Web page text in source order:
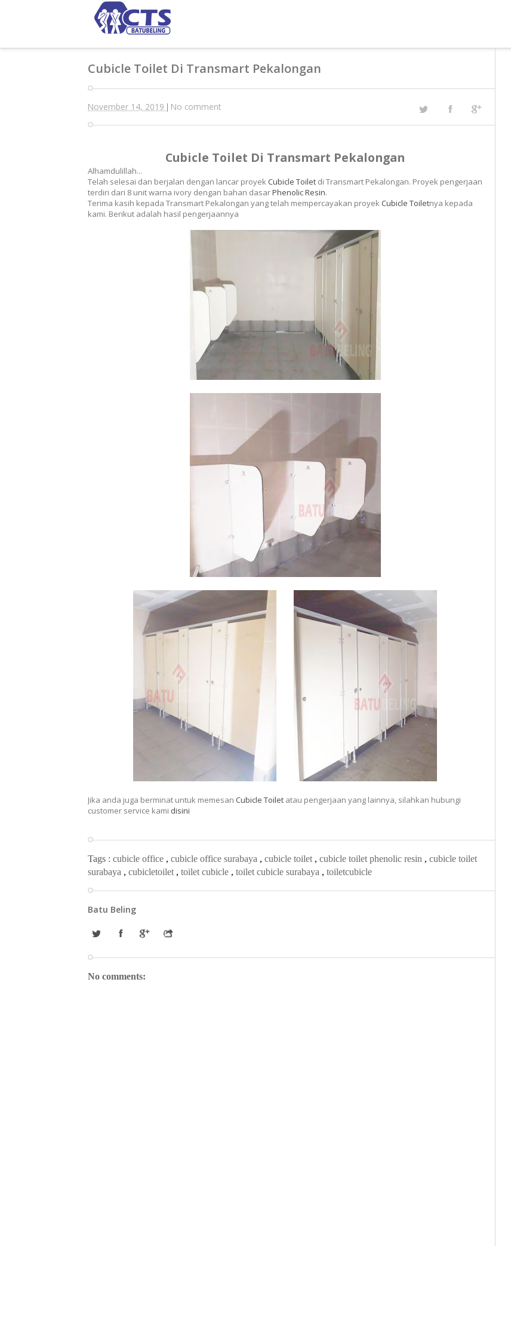
Cubicle Toilet Di Transmart Pekalongan
November 14, 2019 | No comment
Cubicle Toilet Di Transmart Pekalongan
Alhamdulillah...
Telah selesai dan berjalan dengan lancar proyek Cubicle Toilet di Transmart Pekalongan. Proyek pengerjaan
terdiri dari 8 unit warna ivory dengan bahan dasarPhenolic Resin.
Terima kasih kepada Transmart Pekalongan yang telah mempercayakan proyek Cubicle Toiletnya kepada
kami. Berikut adalah hasil pengerjaannya
Jika anda juga berminat untuk memesan Cubicle Toilet atau pengerjaan yang lainnya, silahkan hubungi
customer service kami disini
Tags : cubicle office , cubicle office surabaya , cubicle toilet , cubicle toilet phenolic resin , cubicle toilet
surabaya , cubicletoilet , toilet cubicle , toilet cubicle surabaya , toiletcubicle
Batu Beling
No comments: